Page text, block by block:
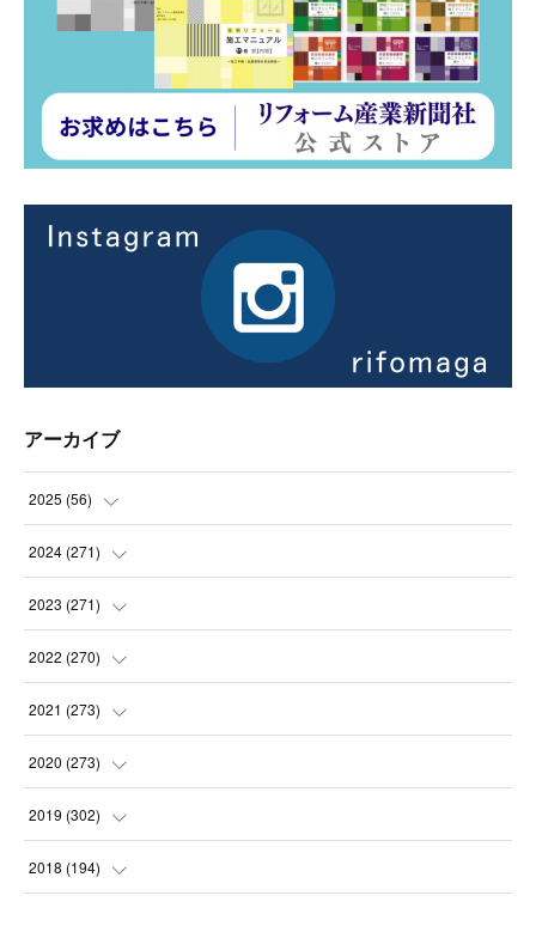
アーカイブ
2025 (56)
(14
(21
(21
2024 (271)
(21
(22
(23
(22
2023 (271)
(22
(23
(23
(21
2022 (270)
(23
(23
(22
(23
2021 (273)
(24
(23
(22
2020 (273)
(24
(22
2019 (302)
(23
2018 (194)